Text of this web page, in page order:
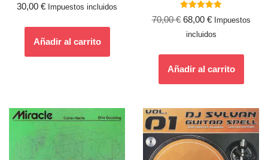
con
30,00 € Impuestos incluidos
Añadir al carrito
Valorado
con
5.00
de 5
70,00€ 68,00 €
Impuestos
incluidos
Añadir al carrito